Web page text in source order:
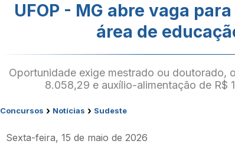
UFOP - MG abre vaga
área de
Oportunidade exige mestrado ou doutorado,
8.058,29 e auxílio-alimentação de R$
Concursos › Notícias › Sudeste
Sexta-feira, 15 de maio de 2026